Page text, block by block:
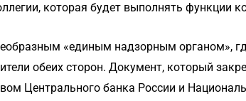
которая будет выполнять функции
«единым надзорным органом»,
обеих сторон. Документ, который
Центрального банка России и